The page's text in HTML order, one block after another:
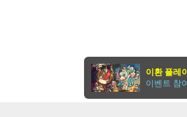
이환 플레
이벤트 참